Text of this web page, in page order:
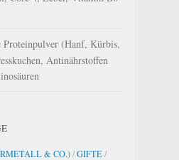
Proteinpulver (Hanf, Kürbis,
Antinährstoffen
& CO.)/GIFTE/